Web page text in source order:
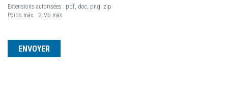
Extensions autorisées : pdf, doc, png, zip
Poids max. : 2 Mo max